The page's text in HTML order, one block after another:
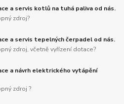
a servis kotlů na tuhá paliva od nás.
zdroj?
a servis tepelných čerpadel od nás.
zdroj, včetně vyřízení dotace?
a návrh elektrického vytápění
zdroj ?